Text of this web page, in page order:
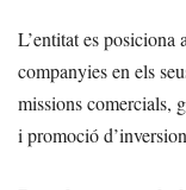
L’entitat es
companyies en els
missions comercials,
i promoció